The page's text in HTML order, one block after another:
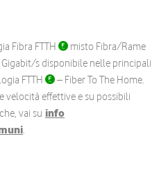
Fibra FTTH
misto Fibra/Rame
Gigabit/s disponibile nelle principali
FTTH
– Fiber To The Home.
velocità effettive e su possibili
vai su info
.